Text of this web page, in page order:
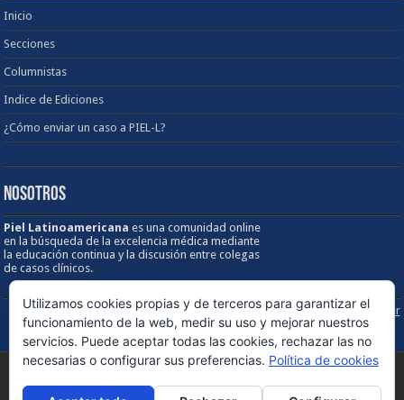
Inicio
Secciones
Columnistas
Indice de Ediciones
¿Cómo enviar un caso a PIEL-L?
NOSOTROS
Piel Latinoamericanaes una comunidad online
en la búsqueda de la excelencia médica mediante
la educación continua y la discusión entre colegas
de casos clínicos.
Sobre los Derechos de Autor / Disclaimer
Utilizamos cookies propias y de terceros para garantizar el
funcionamiento de la web, medir su uso y mejorar nuestros
servicios. Puede aceptar todas las cookies, rechazar las no
necesarias o configurar sus preferencias. Política de cookies